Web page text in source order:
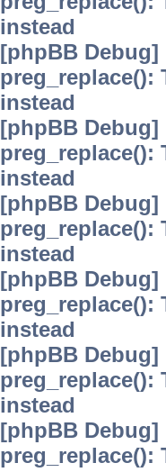
instead
[phpBB Debug]
preg_replace():
instead
[phpBB Debug]
preg_replace():
instead
[phpBB Debug]
preg_replace():
instead
[phpBB Debug]
preg_replace():
instead
[phpBB Debug]
preg_replace():
instead
[phpBB Debug]
preg_replace():